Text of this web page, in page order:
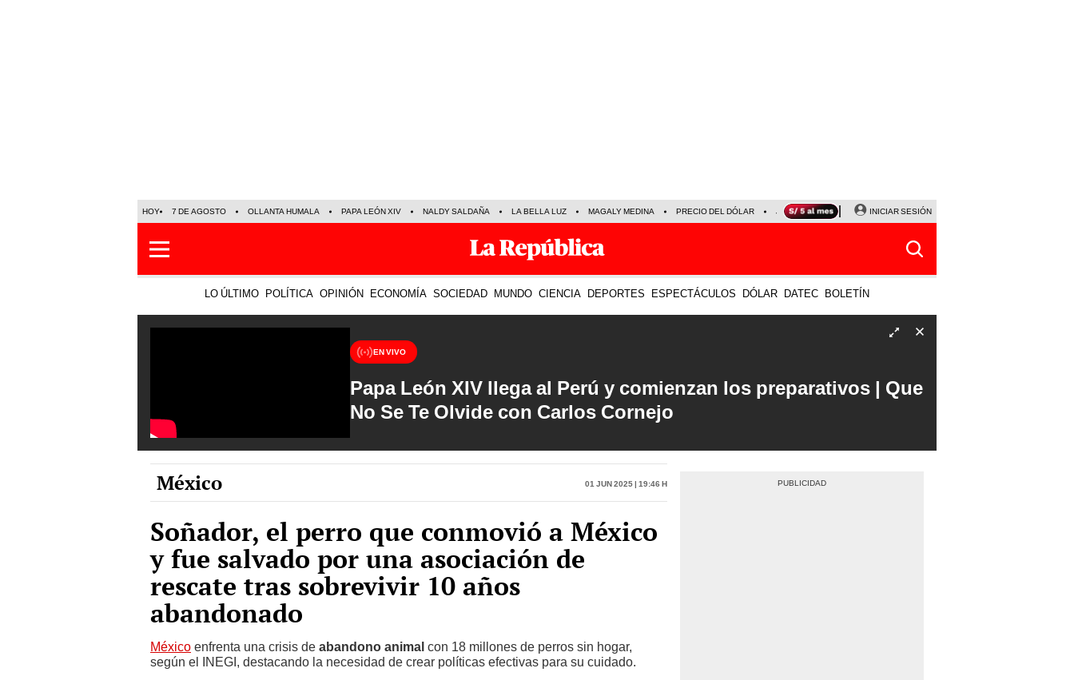
HOY 7 DE AGOSTO OLLANTA HUMALA PAPA LEÓN XIV NALDY SALDAÑA LA BELLA LUZ MAGALY MEDINA PRECIO DEL DÓLAR JANET TELLO UNIVERSITARIO - CRISTAL
INICIAR SESIÓN
LO ÚLTIMO POLÍTICA OPINIÓN ECONOMÍA SOCIEDAD MUNDO CIENCIA DEPORTES ESPECTÁCULOS DÓLAR DATEC BOLETÍN
EN VIVO
Papa León XIV llega al Perú y comienzan los preparativos | Que
No Se Te Olvide con Carlos Cornejo
México 01 Jun 2025 | 19:46 h
Soñador, el perro que conmovió a México
y fue salvado por una asociación de
rescate tras sobrevivir 10 años
abandonado
México enfrenta una crisis de abandono animal con 18 millones de perros sin hogar,
según el INEGI, destacando la necesidad de crear políticas efectivas para su cuidado.